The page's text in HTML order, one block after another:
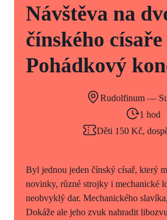
Návštěva na
čínského císaře
Pohádkový
Rudolfinum —
1 hod
Děti 150 Kč,
Byl jednou jeden čínský císař, který
novinky, různé strojky i mechanické
neobvyklý dar. Mechanického
Dokáže ale jeho zvuk nahradit